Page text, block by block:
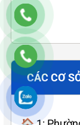
CÁC CƠ